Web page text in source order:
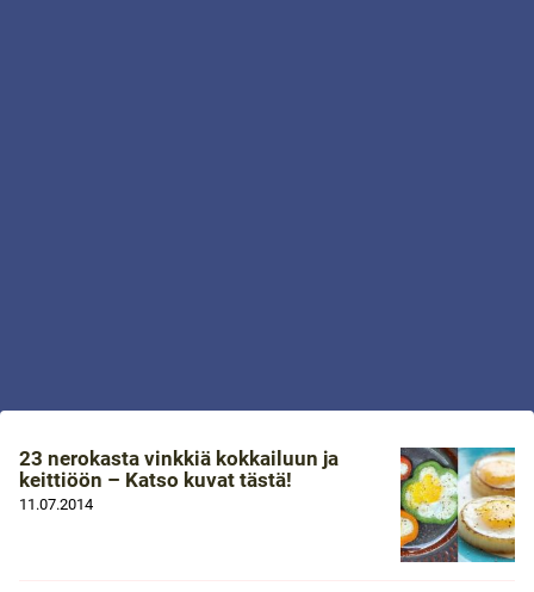
23 nerokasta vinkkiä kokkailuun ja
keittiöön – Katso kuvat tästä!
11.07.2014